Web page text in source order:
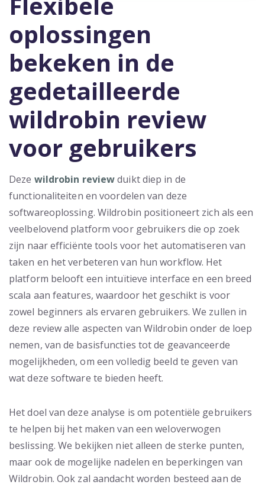
oplossingen
bekeken in de
gedetailleerde
wildrobin review
voor gebruikers
Deze wildrobin reviewduikt diep in de
functionaliteiten en voordelen van deze
softwareoplossing. Wildrobin positioneert zich als een
veelbelovend platform voor gebruikers die op zoek
zijn naar efficiënte tools voor het automatiseren van
taken en het verbeteren van hun workflow. Het
platform belooft een intuïtieve interface en een breed
scala aan features, waardoor het geschikt is voor
zowel beginners als ervaren gebruikers. We zullen in
deze review alle aspecten van Wildrobin onder de loep
nemen, van de basisfuncties tot de geavanceerde
mogelijkheden, om een volledig beeld te geven van
wat deze software te bieden heeft.
Het doel van deze analyse is om potentiële gebruikers
te helpen bij het maken van een weloverwogen
beslissing. We bekijken niet alleen de sterke punten,
maar ook de mogelijke nadelen en beperkingen van
Wildrobin. Ook zal aandacht worden besteed aan de